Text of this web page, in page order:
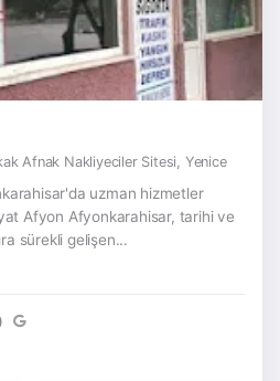
Afnak Nakliyeciler Sitesi, Yenice
uzman hizmetler
Afyon Afyonkarahisar, tarihi ve
sürekli gelişen...